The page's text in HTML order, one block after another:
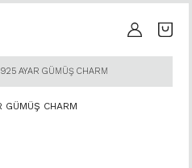
925 AYAR GÜMÜŞ CHARM